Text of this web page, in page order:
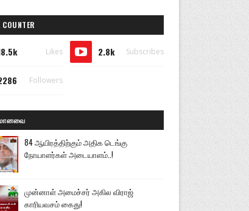
Likes 2.8k Subscribes
Followers
84 ஆயிரத்திற்கும் அதிக டெங்கு
நோயாளர்கள் அடையாளம்..!
முன்னாள் அமைச்சர் அகில விராஜ்
காரியவசம் கைது!